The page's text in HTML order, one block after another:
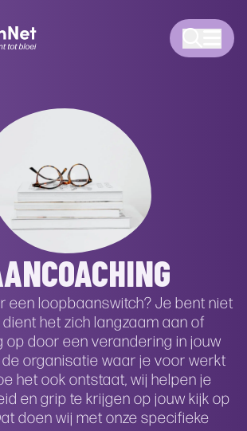
een loopbaanswitch? Je bent niet
het zich langzaam aan of
op door een verandering in jouw
de organisatie waar je voor werkt
het ook ontstaat, wij helpen je
en grip te krijgen op jouw kijk op
doen wij met onze specifieke